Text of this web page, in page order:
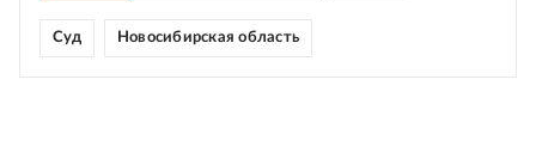
Суд Новосибирская область